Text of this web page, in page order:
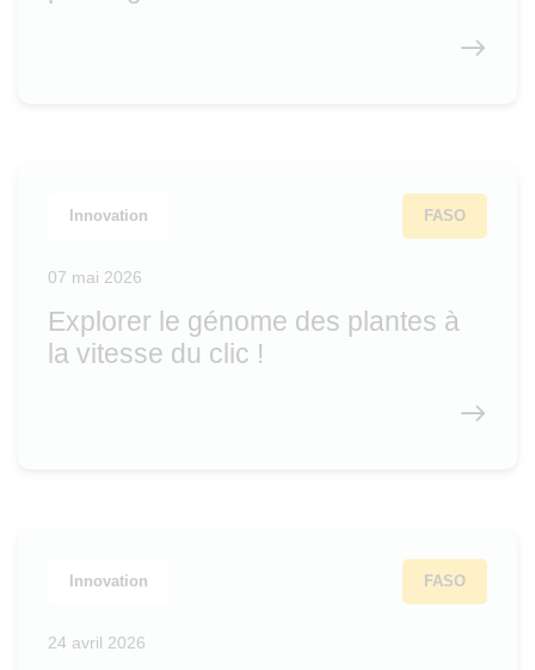
Explorer le génome des plantes à
la vitesse du clic !
Innovation FASO
07 mai 2026
Innovation FASO
24 avril 2026